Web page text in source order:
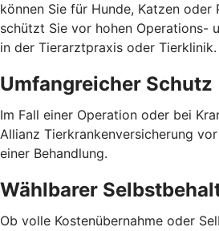
können Sie für Hunde, Katzen oder
schützt Sie vor hohen Operations-
in der Tierarztpraxis oder Tierklinik.
Umfangreicher Schutz
Im Fall einer Operation oder bei
Allianz Tierkrankenversicherung
einer Behandlung.
Wählbarer
Ob volle Kostenübernahme oder